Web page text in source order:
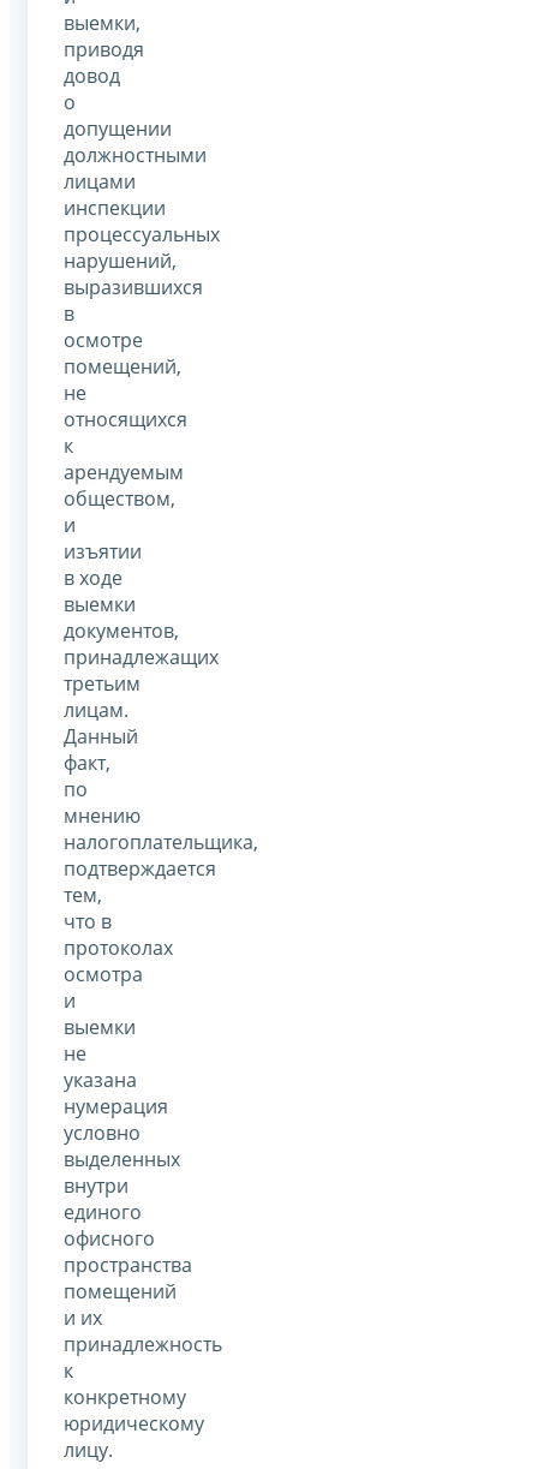
выемки,
приводя
довод
о
допущении
должностными
лицами
инспекции
процессуальных
нарушений,
выразившихся
в
осмотре
помещений,
не
относящихся
к
арендуемым
обществом,
и
изъятии
в ходе
выемки
документов,
принадлежащих
третьим
лицам.
Данный
факт,
по
мнению
налогоплательщика,
подтверждается
тем,
что в
протоколах
осмотра
и
выемки
не
указана
нумерация
условно
выделенных
внутри
единого
офисного
пространства
помещений
и их
принадлежность
к
конкретному
юридическому
лицу.